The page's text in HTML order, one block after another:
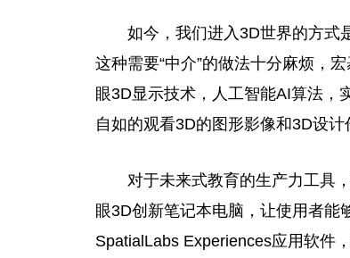
如今，我们进入3D世界的方式
这种需要“中介”的做法十分麻烦，
眼3D显示技术，人工智能AI算法，
自如的观看3D的图形影像和3D设计
对于未来式教育的生产力工具
眼3D创新笔记本电脑，让使用者能
SpatialLabs Experiences应用软件